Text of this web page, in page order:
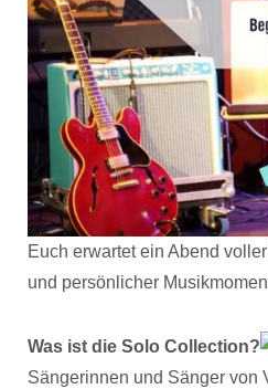
Euch erwartet ein Abend
und persönlicher
Was ist die Solo Collection?
Sängerinnen und Sänger von